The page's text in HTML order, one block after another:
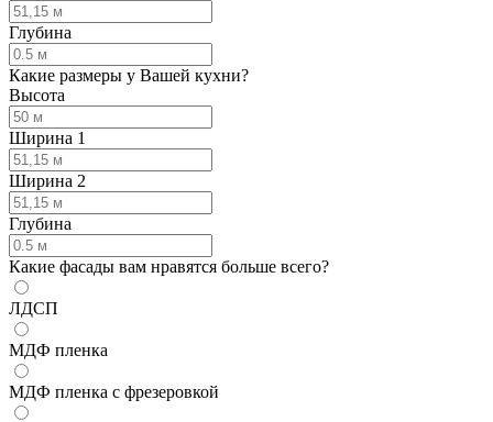
Глубина
Какие размеры у Вашей кухни?
Высота
Ширина 1
Ширина 2
Глубина
Какие фасады вам нравятся больше всего?
ЛДСП
МДФ пленка
МДФ пленка с фрезеровкой